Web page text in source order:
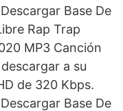
Base De
Rap Trap
MP3 Canción
a su
de 320 Kbps.
Base De